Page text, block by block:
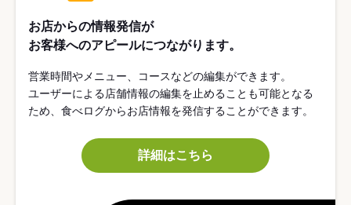
お店からの情報発信が
お客様へのアピールにつながります。
営業時間やメニュー、コースなどの編集ができます。
ユーザーによる店舗情報の編集を止めることも可能となる
ため、食べログからお店情報を発信することができます。
詳細はこちら